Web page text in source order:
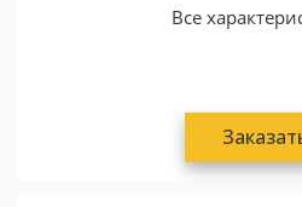
Все